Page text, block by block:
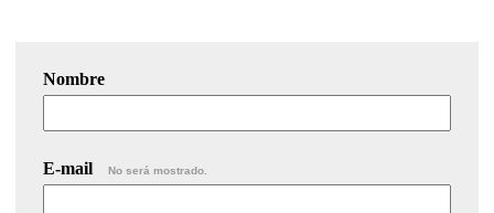
Nombre
E-mail No será mostrado.